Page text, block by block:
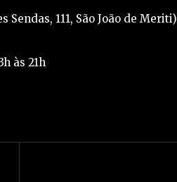
111, São João de Meriti)
às 21h